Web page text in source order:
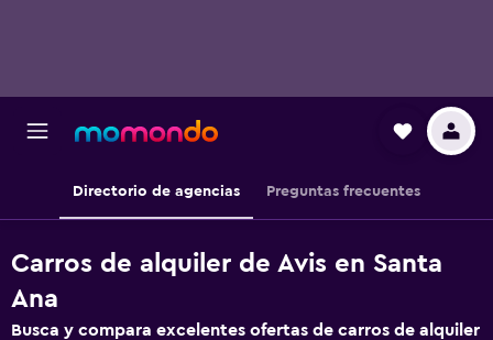
Directorio de agencias Preguntas frecuentes
Carros de alquiler de Avis en Santa
Ana
Busca y compara excelentes ofertas de carros de alquiler